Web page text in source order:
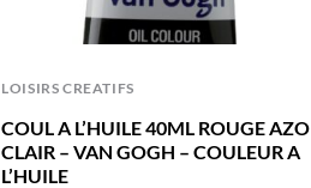
LOISIRS CREATIFS
COUL A L’HUILE 40ML ROUGE AZO
CLAIR – VAN GOGH – COULEUR A
L’HUILE